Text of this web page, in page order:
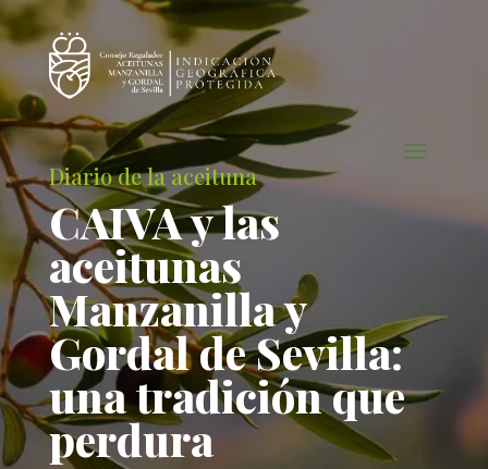
Diario de la aceituna
CAIVA y las
aceitunas
Manzanilla y
Gordal de Sevilla:
una tradición que
perdura